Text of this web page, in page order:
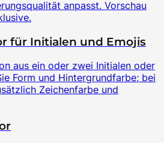
anpasst. Vorschau
für Initialen und Emojis
aus ein oder zwei Initialen oder
Form und Hintergrundfarbe; bei
Zeichenfarbe und